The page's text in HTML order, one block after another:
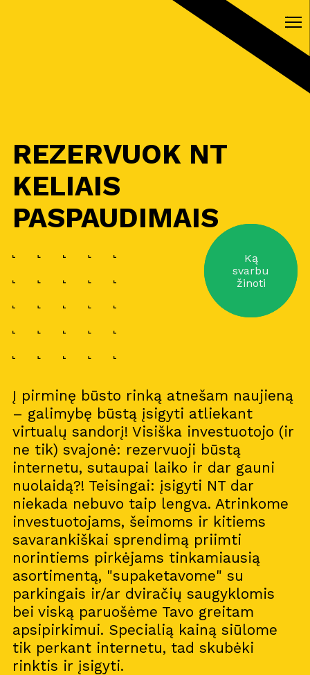
REZERVUOK NT
KELIAIS
PASPAUDIMAIS
Į pirminę būsto rinką atnešam naujieną
– galimybę būstą įsigyti atliekant
virtualų sandorį! Visiška investuotojo (ir
ne tik) svajonė: rezervuoji būstą
internetu, sutaupai laiko ir dar gauni
nuolaidą?! Teisingai: įsigyti NT dar
niekada nebuvo taip lengva. Atrinkome
investuotojams, šeimoms ir kitiems
savarankiškai sprendimą priimti
norintiems pirkėjams tinkamiausią
asortimentą, "supaketavome" su
parkingais ir/ar dviračių saugyklomis
bei viską paruošėme Tavo greitam
apsipirkimui. Specialią kainą siūlome
tik perkant internetu, tad skubėki
rinktis ir įsigyti.
Ką
svarbu
žinoti